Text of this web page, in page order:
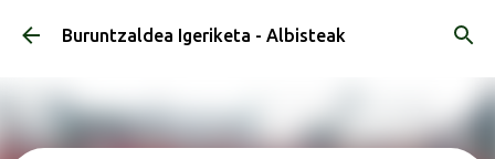
Saltatu eta joan eduki nagusira
Buruntzaldea Igeriketa - Albisteak